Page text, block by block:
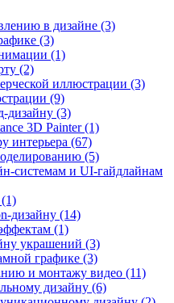
в дизайне (3)
(3)
(1)
(2)
иллюстрации (3)
(9)
(3)
3D Painter (1)
интерьера (67)
(5)
системам и UI-гайдлайнам
дизайну (14)
(1)
украшений (3)
графике (3)
и монтажу видео (11)
дизайну (6)